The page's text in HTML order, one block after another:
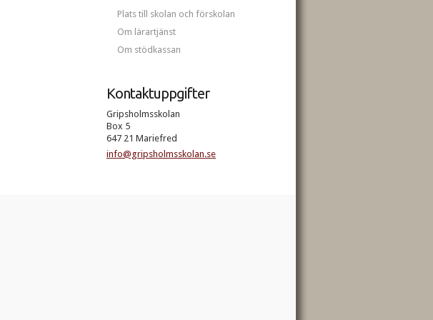
Plats till skolan och förskolan
Om lärartjänst
Om stödkassan
Kontaktuppgifter
Gripsholmsskolan
Box 5
647 21 Mariefred
info@gripsholmsskolan.se